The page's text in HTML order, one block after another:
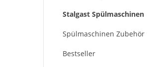
Stalgast Spülmaschinen
Spülmaschinen Zubehör
Bestseller